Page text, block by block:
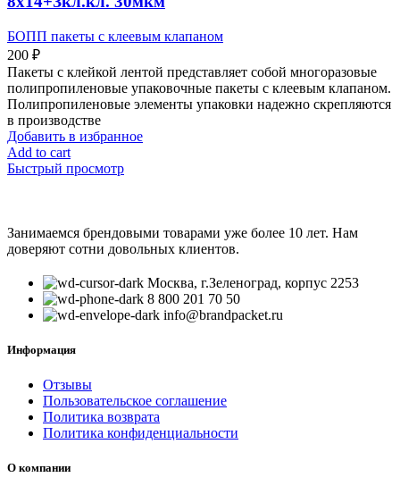
БОПП пакеты с клеевым клапаном
200 ₽
Пакеты с клейкой лентой представляет собой многоразовые
полипропиленовые упаковочные пакеты с клеевым клапаном.
Полипропиленовые элементы упаковки надежно скрепляются
в производстве
Добавить в избранное
Add to cart
Быстрый просмотр
Занимаемся брендовыми товарами уже более 10 лет. Нам
доверяют сотни довольных клиентов.
Москва, г.Зеленоград, корпус 2253
8 800 201 70 50
info@brandpacket.ru
Информация
Отзывы
Пользовательское соглашение
Политика возврата
Политика конфиденциальности
О компании